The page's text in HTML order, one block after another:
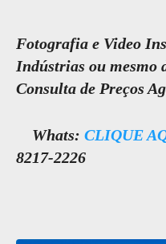
Fotografia e Video
Indústrias ou mesmo
Consulta de Preços
Whats: CLIQUE
8217-2226